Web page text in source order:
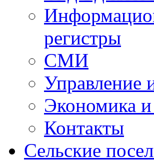
регистры
СМИ
Управление
Экономика и
Контакты
Сельские